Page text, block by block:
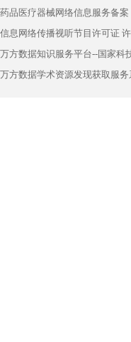
药品医疗器械网络信息服务备
信息网络传播视听节目许可证
万方数据知识服务平台--国家科
万方数据学术资源发现获取服